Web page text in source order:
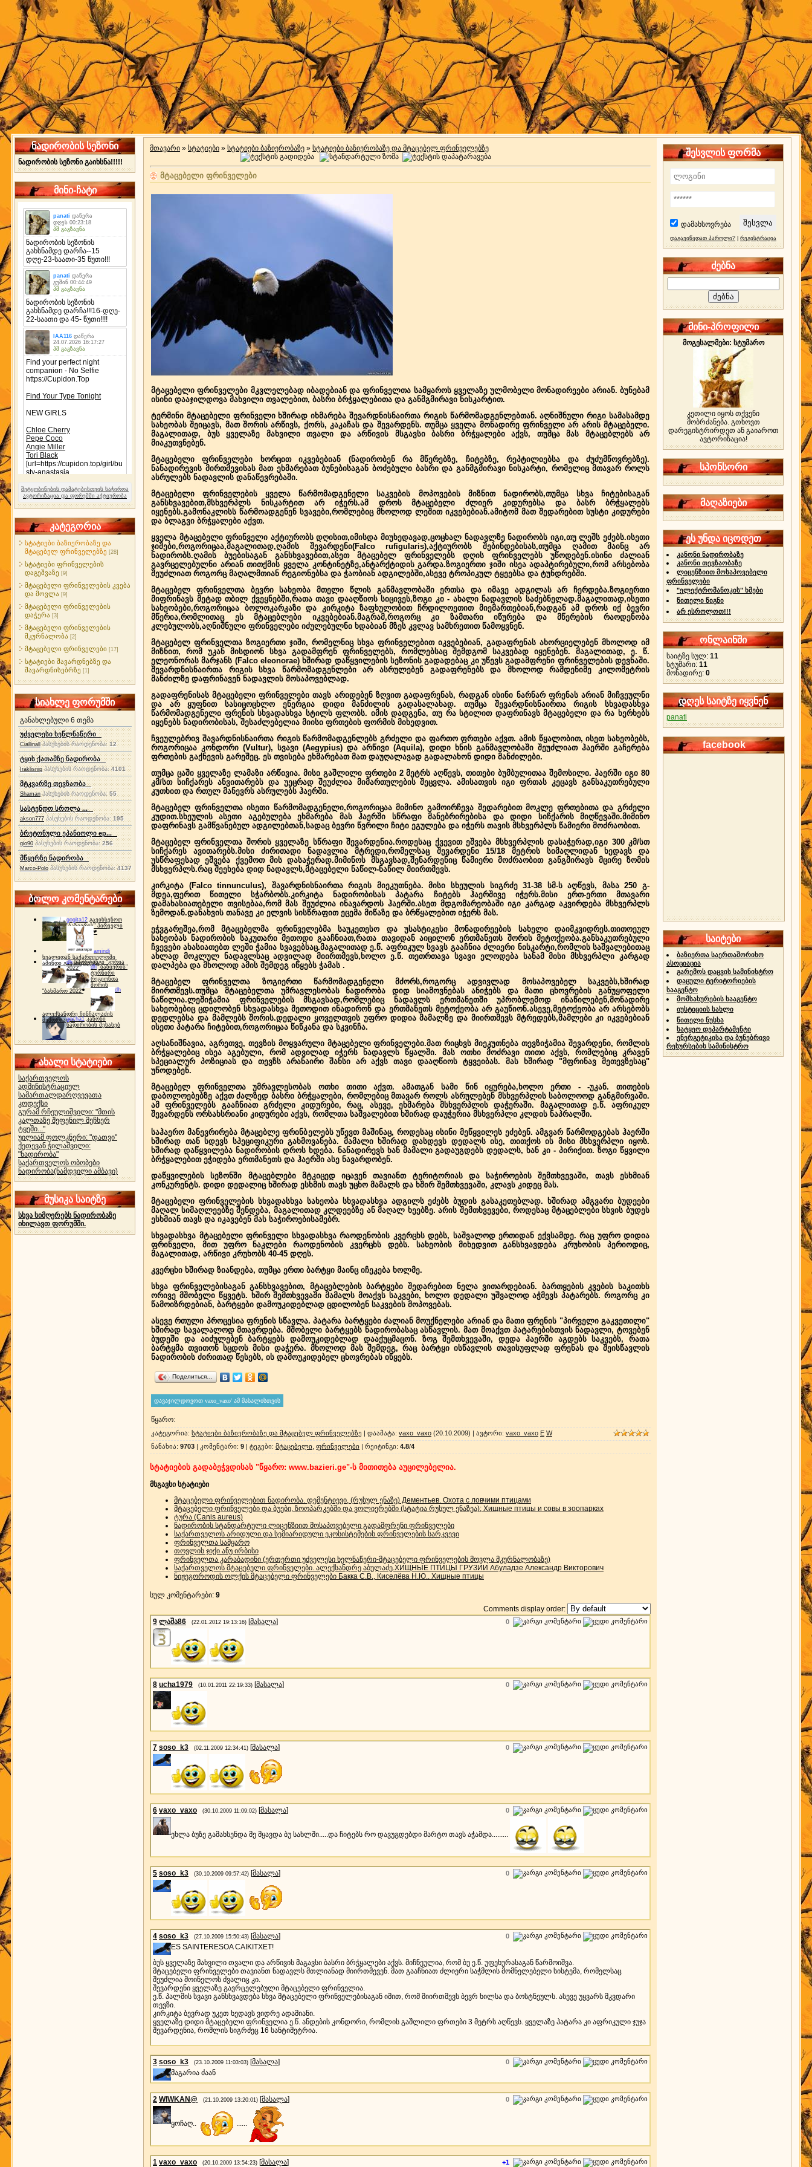
ნადირობის სეზონი
ნადირობის სეზონი გაიხსნა!!!!!
მინი-ჩატი
შეტყობინების დამატებისთვის საჭიროა
ავტორიზაცია და ფორუმში აქტიურობა
კატეგორია
სტატიები ბაზიერობაზე და
მტაცებელ ფრინველებზე [28]
სტატიები ფრინველების
დაგეშვაზე [9]
მტაცებელი ფრინველების კვება
და მოვლა [9]
მტაცებელი ფრინველების
დაჭერა [3]
მტაცებელი ფრინველების
მკურნალობა [2]
მტაცებელი ფრინველები [17]
სტატიები შავარდნებზე და
შავარდნისებრზე [1]
სიახლე ფორუმში
განახლებული 6 თემა
უძველესი ხეწლნაწერი
Ciallinall პასუხების რაოდენობა:12
ტყის ქათამზე ნადირობა
Iraklisnip პასუხების რაოდენობა: 4101
მტკვარზე თევზაობა
Shaman პასუხების რაოდენობა:55
სასტენდო სროლა ...
akson777 პასუხების რაოდენობა:195
ბრეტონული ეპანიოლი ep...
gio90 პასუხების რაოდენობა:256
მწყერზე ნადირობა
Marco-Polo პასუხების რაოდენობა:4137
ბოლო კომენტარები
gogita12 გავიხსენოთ
"ბაზიერის" პირველი
ტურნირი ❤
amindi
ხვალიდან საქართველოში
ამინდი გაუარესდება
dh სპორტინგი "გურია
2022"
dh "ბაზიერის"
ტურნირი
რეგიონთა
შორის
"ბახმარო 2022"
dh
ალექსანდრე ჩინჩალაძის
მემორიალიgocha1 კანონი
ნადირობის შესახებ
ახალი სტატიები
საქართველოს
ადმინისტრაციულ
სამართალდარღვევათა
კოდექსი
გურამ რჩეულიშვილი: "მთის
კალთაზე შეფენილ მეჩხერ
ტყეში..."
უილიამ ფოლკნერი: "დათვი"
ქეთევან ჭილაშვილი:
"ნადირობა"
საქართველოს ობობები
ნადირობა(ნამდვილი ამბავი)
მუსიკა საიტზე
სხვა სიმღერებს ნადირობაზე
იხილავთ ფორუმში.
მთავარი » სტატიები » სტატიები ბაზიერობაზე » სტატიები ბაზიერობაზე და მტაცებელ ფრინველებზე
მტაცებელი ფრინველები
მტაცებელი ფრინველები მკვლელებად იბადებიან და ფრინველთა სამყაროს ყველაზე ულმობელი მონადირეები არიან. ბუნებამ
ისინი დააჯილდოვა მახვილი თვალებით, ბასრი ბრჭყალებითა და განმგმირავი ნისკარტით.
ტერმინი მტაცებელი ფრინველი ხშირად იხმარება შევარდნისნაირთა რიგის წარმომადგენლებთან. აღნიშნული რიგი სამასამდე
სახეობას შეიცავს, მათ შორის არწივს, ქორს, კაკაჩას და შევარდენს. თუმცა ყველა მონადირე ფრინველი არ არის მტაცებელი.
მაგალითად, ბუს ყველაზე მახვილი თვალი და არწივის მსგავსი ბასრი ბრჭყალები აქვს, თუმცა მას მტაცებლებს არ
მიაკუთვნებენ.
მტაცებელი ფრინველები ხორცით იკვებებიან (ნადირობენ რა მწერებზე, ჩიტებზე, რეპტილიებსა და ძუძუმწოვრებზე).
ნანადირევის მირთმევისას მათ ეხმარებათ ბუნებისაგან ბოძებული ბასრი და განმგმირავი ნისკარტი, რომელიც მთავარ როლს
ასრულებს ნადავლის დანაწევრებაში.
მტაცებელი ფრინველების ყველა წარმომადგენელი საკვების მოპოვების მიზნით ნადირობს,თუმცა სხვა ჩიტებისაგან
განსხვავებით,მსხვერპლს ნისკარტით არ იჭერს.ამ დროს მტაცებელი ძლიერ კიდურებსა და ბასრ ბრჭყალებს
იყენებს.გამონაკლისს წარმოადგენენ სვავები,რომლებიც მხოლოდ ლეშით იკვებებიან.ამიტომ მათ შედარებით სუსტი კიდურები
და ბლაგვი ბრჭყალები აქვთ.
ყველა მტაცებელი ფრინველი აქტიურობს დღისით,იმისდა მიუხედავად,ცოცხალ ნადავლზე ნადირობს იგი,თუ ლეშს ეძებს.ისეთი
ჯიშები,როგორიცაა,მაგალითად,ღამის შევარდენი(Falco rufigularis),აქტიურობს შებინდებისას,თუმცა ღამით მაინც არ
ნადირობს.ღამის ბუებისაგან განსხვავებით,ასეთ მტაცებელ ფრინველებს დღის ფრინველებს უწოდებენ.ისინი ძალიან
გავრცელებულნი არიან თითქმის ყველა კონტინეტზე,ანტარქტიდის გარდა.ზოგიერთი ჯიში ისეა ადაპტირებული,რომ არსებობა
შეუძლიათ როგორც მაღალმთიან რეგიონებსა და ჭაობიან ადგილებში,ასევე ტროპიკულ ტყეებსა და ტუნდრებში.
მტაცებელ ფრინველთა ბევრი სახეობა მთელი წლის განმავლობაში ერთსა და იმავე ადგილას არ ჩერდება.ზოგიერთი
მიფრინავს მეტად თბილ ქვეყნებში,რათა თავი დააღწიოს სიცივეს,ზოგი კი - ახალი ნადავლის საძებნელად.მაგალითად,ისეთი
სახეობები,როგორიცაა ბოლოკარკაზი და კირკიტა ზაფხულობით ჩრდილოეთით მიემართებიან,რადგან ამ დროს იქ ბევრი
მწერია,რომლითაც ეს მტაცებლები იკვებებიან.მაგრამ,როგორც კი ზამთარი იწურება და მწერების რაოდენობა
კლებულობს,აღნიშნული ფრინველები იძულებულნი ხდაბიან მზეს კვლავ სამხრეთით წამოყვნენ.
მტაცებელ ფრინველთა ზოგიერთი ჯიში, რომელნიც სხვა ფრინველებით იკვებებიან, გადაფრენას ახორციელებენ მხოლოდ იმ
მიზნით, რომ უკან მისდიონ სხვა გადამფრენ ფრინველებს, რომლებსაც შემდგომ საკვებად იყენებენ. მაგალითად, ე. წ.
ელეონორას მარჯანს (Falco eleonorae) ხშირად დაწყვილების სეზონის გადადებაც კი უწევს გადამფრენი ფრინველების დევნაში.
შევარდნისნაირთა რიგის სხვა წარმომადგენლები არ ასრულებენ გადაფრენებს და მხოლოდ რამდენიმე კილომეტრის
მანძილზე დაფრინავენ ნადავლის მოსაპოვებლად.
გადაფრენისას მტაცებელი ფრინველები თავს არიდებენ ზღვით გადაფრენას, რადგან ისინი ნარნარ ფრენას არიან მიჩვეულნი
და არ ყუფნით სასიცოცხლო ენერგია დიდი მანძილის გადასალახად. თუმცა შევარდნისნაირთა რიგის სხვადასხვა
წარმომადგენელი ფრენის სხვადასხვა სტილს ფლობს. იმის დადგენა, თუ რა სტილით დაფრინავს მტაცებელი და რა ხერხებს
იყენებს ნადირობისას, შესაძლებელია მიისი ფრთების ფორმის მიხედვით.
ჩვეულებრივ შავარდნისნაირთა რიგის წარმომადგენლებს გრძელი და ფართო ფრთები აქვთ. ამის წყალობით, ისეთ სახეობებს,
როგორიცაა კონდორი (Vultur), სვავი (Aegypius) და არწივი (Aquila), დიდი ხნის განმავლობაში შეუძლიათ ჰაერში გაჩერება
ფრთების გაქნევის გარეშეც. ეს თვისება ეხმარებათ მათ დაუღალავად გადალახონ დიდი მანძილები.
თუმცა ცაში ყველაზე ლამაზი არწივია. მისი გაშლილი ფრთები 2 მეტრს აღწევს, თითები ბუმბულითაა შემოსილი. ჰაერში იგი 80
კმ/სთ სიჩქარეს ანვითარებს და უეცრად შეუძლია მიმართულების შეცვლა. ამისათვის იგი ფრთას კეცავს განსაკუთრებული
კუთხით და რთულ მანევრს ასრულებს ჰაერში.
მტაცებელ ფრინველთა ისეთი წარმომადგენელი,როგორიცაა მიმინო გამოირჩევა შედარებით მოკლე ფრთებითა და გრძელი
კუდით.სხეულის ასეთი აგებულება ეხმარება მას ჰაერში სწრაფი მანებრირებისა და დიდი სიჩქარის მიღწევაში.მიმინო
დაფრინავს გამწვანებულ ადგილებთან,სადაც ბევრი წვრილი ჩიტი ეგულება და იჭერს თავის მსხვერპლს წამიერი მოძრაობით.
მტაცებელ ფრინველთა შორის ყველაზე სწრაფი შევარდენია.როდესაც ქვევით ეშვება მსხვერპლის დასაჭერად,იგი 300 კმ/სთ
სიჩქარეს ავითარებს.მისი ძირითადი ნადავლია მტრედი,რომელსაც შევარდენი 15/18 მეტრის სიმაღლიდან ხედავს და
უსწრაფესად ეშვება ქვემოთ მის დასაჭერად.მიმინოს მსგავსად,შენარდენიც წამიერი მოძრაობით განგმირავს მცირე ზომის
მსხვერპლს.რაც შეეხება დიდ ნადავლს,მტაცებელი ნაწილ-ნაწილ მიირთმევს.
კირკიტა (Falco tinnunculus), შავარდნისნაირთა რიგის მიეკუთნება. მისი სხეულის სიგრძე 31-38 სმ-ს აღწევს, მასა 250 გ-
მდეა,ფერით წითელი სჭარბობს.კირკიტა ნადირობისას პატარა ჩიტებს ჰაერშივე იჭერს.მისი ერთ-ერთი მთავარი
დამახასიათებელი თვისებაა,რომ მას შეუძლია ინავარდოს ჰაერში.ასეთ მდგომარეობაში იგი კარგად აკვირდება მსხვერპლს
ზემოდან.დანახვის თანავე კი ელვის სისწრაფით ეცემა მიწაზე და ბრწყალებით იჭერს მას.
ეჭვგარეშეა,რომ მტაცებელმა ფრინველებმა საუკეთესო და უსასტიკესი მონადირეების სახელი დაიმკვიდრეს.თითოეულ
სახეობას ნადირობის საკუთარი მეთოდი გააჩნიათ,რათა თავიდან აიცილონ ერთმანეთს შორის მეტოქეობა.განსაკუთრებული
ჩვევები ახასიათებთ ლეში ჭამია სვავებსაც.მაგალითად ე.წ. აფრიკულ სვავს გააჩნია ძლიერი ნისკარტი,რომლის საშვალებითაც
ახლად მოკლულ ნადავლსაც ადვილად მიირთმევს,ხოლო ე.წ. თეთრთავა სვავი ელოდება სანამ მისი მსხვერპლი კარგად
დალპება და მხოლოდ ამის შემდეგ იწყებს ჭამას .
მტაცებელ ფრინველთა ზოგიერთი წარმომადგენელი მძორს,როგორც ადვივლად მოსაპოვებელ საკვებს,ხშირად
მიირთმევს.თუმცა მტაცებელთა უმრავლესობას ნადირობა დიდ სიამოვნებას ანიჭებს და მათი ცხოვრების განუყოფელი
ნაწილია.ლეშიჭამია ფრინველების მსგავსად,რომლებიც ნადავლს ერთმანეთში უპრობლემოდ ინაწილებენ,მონადირე
სახეობებიც ცდილობენ სხვადასხვა მეთოდით ინადირონ და ერთმანეთს მეტოქეობა არ გაუწიონ.ასევე,მეტოქეობა არ არსებობს
დედლებსა და მამლებს შორის.დედალი ყოველთვის უფრო დიდია მამალზე და მიირთმევს მტრედებს,მამლები კი იკვებებიან
ისეთი პატარა ჩიტებით,როგორიცაა წიწკანა და სკვინჩა.
აღსანიშნავია, აგრეთვე, თევზის მოყვარული მტაცებელი ფრინველები.მათ რიცხვს მიეკუთნება თევზიჭამია შევარდენი, რომლის
ბრჭყალებიც ისეა აგებული, რომ ადვილად იჭერს ნადავლს წყალში. მას ოთხი მოძრავი თითი აქვს, რომლებიც კრავენ
სპეციალურ პოზიციას და თევზს არანაირი შანსი არ აქვს თავი დააღწიოს ტყვეიბას. მას ხშირად "მფრინავ მეთევზესაც"
უწოდებენ.
მტაცებელ ფრინველთა უმრავლესობას ოთხი თითი აქვთ. ამათგან სამი წინ იყურება,ხოლო ერთი - -უკან. თითების
დაბოლოებებზე აქვთ ძალზედ ბასრი ბრჭყალები, რომლებიც მთავარ როლს ასრულებენ მსხვერპლის საბოლოოდ განგმირვაში.
ამ ფრინველებს გააჩნიათ გრძელი კიდურები, რაც, ასევე, ეხმარება მსხვერპლის დაჭერაში. მაგალითად ე.წ. აფრიკულ
შევარდენს ორსახსრიანი კიდურები აქვს, რომლთა საშვალებით ხშირად დაუჭერია მსხვერპლი კლდის ნაპრალში.
საჰაერო მანევრირება მტაცებლე ფრინბელებს უწევთ მაშინაც, როდესაც ისინი მეწყვილეს ეძებენ. ამგვარ წარმოდგებას ჰაერში
ხშირად თან სდევს სპეციფიკური გახმოვანება. მამალი ხშირად დასდევს დედალს ისე, თითქოს ის მისი მსხვერპლი იყოს.
ხშირად დაწყვილება ნადირობის დროს ხდება. ნანადირევს ხან მამალი გადაუგდებს დედალს, ხან კი - პირიქით. ზოგი წყვილი
ბრჭყალებით ეჭიდება ერთმანეთს და ჰაერში ასე ნავარდობენ.
დაწყვილების სეზონში მტაცებლები მტკიცედ იცავენ თავიანთ ტერიტორიას და საჭიროების შემთხვევაში, თავს ესხმიან
კონკურენტს. დიდი დედალიც ხშირად ესხმის თავს უცხო მამალს და ხშირ შემთხვევაში, კლავს კიდეც მას.
მტაცებელი ფრინველების სხვადასხვა სახეობა სხვადასხვა ადგილს ეძებს ბუდის გასაკეთებლად. ხშირად ამგვარი ბუდეები
მაღალ სიმაღლეებზე შენდება, მაგალითად კლდეებზე ან მაღალ ხეებზე. არის შემთხვევები, როდესაც მტაცებლები სხვის ბუდეს
ესხმიან თავს და იკავებენ მას საჭიროებისამებრ.
სხვადასხვა მტაცებელი ფრინველი სხვადასხვა რაოდენობის კვერცხს დებს, საშვალოდ ერთიდან ექვსამდე. რაც უფრო დიდია
ფრინველი, მით უფრო ნაკლები რაოდენობის კვერცხს დებს. სახეობის მიხედვით განსხვავდება კრუხობის პერიოდიც,
მაგალითად, არწივი კრუხობს 40-45 დღეს.
კვერცხი ხშირად ზიანდება, თუმცა ერთი ბარტყი მაინც იჩეკება ხოლმე.
სხვა ფრინველებისაგან განსხვავებით, მტაცებლების ბარტყები შედარებით ნელა ვითარდებიან. ბართყების კვების საკითხს
ორივე მშობელი წყვეტს. ხშირ შემთხვევაში მამალს მოაქვს საკვები, ხოლო დედალი უშვალოდ აჭმევს პატარებს. როგორც კი
წამოიზრდებიან, ბარტყები დამოუკიდებლად ცდილობენ საკვების მოპოვებას.
ასევე რთული პროცესია ფრენის სწავლა. პატარა ბარტყები ძალიან მოუქნელები არიან და მათი ფრენის "პირველი გაკვეთილი"
ხშირად სავალალოდ მთავრდება. მშობელი ბარტყებს ნადირობასაც ასწავლის. მათ მოაქვთ პატარებისთვის ნადავლი, ტოვებენ
ბუდეში და აიძულებენ ბარტყებს დამოუკიდებლად დააქუცმაცონ. ზოგ შემთხვევაში, დედა ჰაერში აგდებს საკვებს, რათა
ბარტყმა თვითონ სცდოს მისი დაჭერა. მხოლოდ მას შემდეგ, რაც ბარტყი ისწავლის თავისუფლად ფრენას და შეისწავლის
ნადირობის ძირითად წესებს, ის დამოუკიდებელ ცხოვრებას იწყებს.
Поделиться…
წყარო:
კატეგორია: სტატიები ბაზიერობაზე და მტაცებელ ფრინველებზე | დაამატა: vaxo_vaxo (20.10.2009) | ავტორი: vaxo_vaxo E W
ნანახია: 9703 | კომენტარი: 9 | ტეგები: მტაცებელი ფრინველები | რეიტინგი: 4.8/4
სტატიების გადაბეჭვდისას "წყარო: www.bazieri.ge"-ს მითითება აუცილებელია.
მსგავსი სტატიები
მტაცებელი ფრინველებით ნადირობა. დემენტიევი, (რუსულ ენაზე) Дементьев. Охота с ловчими птицами
მტაცებელი ფრინველები და ბუები, ზოოპარკებში და ვოლიერებში (სტატია რუსულ ენაზეა); Хищные птицы и совы в зоопарках
ტურა (Canis aureus)
ნადირობის სტანდარტული ლიცენზიით მოსაპოვებელი გადამფრენი ფრინველები
საქართველოს არიდული და სემიარიდული ეკოსისტემების ფრინველების სარკვევი
ფრინველთა სამყარო
თოვლის ჯიქი ანუ ირბისი
ფრინველთა კარაბადინი (ერთერთი უძველესი ხელნაწერი-მტაცებელი ფრინველების მოვლა მკურნალობაზე)
საქართველოს მტაცებელი ფრინველები. ალექსანდრე აბულაძე.ХИЩНЫЕ ПТИЦЫ ГРУЗИИ Абуладзе Александр Викторович
ნიჟეგოროდის ოლქის მტაცებელი ფრინველები Бакка С.В., Киселёва Н.Ю.. Хищные птицы
სულ კომენტარები: 9
Comments display order:
0
9 ლაშა86 (22.01.2012 19:13:16) [მასალა]
0
8 ucha1979 (10.01.2011 22:19:33) [მასალა]
0
7 soso_k3 (02.11.2009 12:34:41) [მასალა]
0
6 vaxo_vaxo (30.10.2009 11:09:02) [მასალა]
ეხლა ბუზე გამახსენდა მე მყავდა ბუ სახლში.....და ჩიტებს რო დავუგდებდი მარტო თავს აჭამდა.........
0
5 soso_k3 (30.10.2009 09:57:42) [მასალა]
0
4 soso_k3 (27.10.2009 15:50:43) [მასალა]
ES SAINTERESOA CAIKITXET!
ბუს ყველაზე მახვილი თვალი და არწივის მაგავსი ბასრი ბრჭყალები აქვს. მიჩნეულია, რომ ბუ ე.წ. უფეხურასაგან წარმოიშვა.
მტაცებელი ფრინველები თავიანთ ნადავლს მთლიანად მიირთმევენ. მათ გააჩნიათ ძლიერი საჭმლის მომნელებელი სისტემა, რომელსაც
შეუძლია მოინელოს ძვალიც კი.
შევარდენი ყველაზე გავრცელებული მტაცებელი ფრინველია.
ე.წ. პალმის სვავი განსხვავდება სხვა მტაცებელი ფრინველებისაგან იმით, რომ მიირთმევს ბევრ ხილსა და ბოსტნეულს. ასევე უყვარს მკვდარი
თევზი.
კირკიტა ბევრად უკეთ ხედავს ვიდრე ადამიანი.
ყველაზე დიდი მტაცებელი ფრინველია ე.წ. ანდების კონდორი, რომლის გაშლილი ფრთები 3 მეტრს აღწევს. ყველაზე პატარა კი აფრიკული ჯუჯა
შევარდენია, რომლის სიგრძეც 16 სანტიმეტრია.
0
3 soso_k3 (23.10.2009 11:03:03) [მასალა]
მაგარია ძაან
0
2 WIWKAN@ (21.10.2009 13:20:01) [მასალა]
ყოჩაღ.. ......
+1
1 vaxo_vaxo (20.10.2009 13:54:23) [მასალა]
შესვლის ფორმა
დამახსოვრება
დაგავიწყდათ პაროლი? რეგისტრაცია
ძებნა
მინი-პროფილი
მოგესალმები: სტუმარო
კეთილი იყოს თქვენი
მობრძანება. გთხოვთ
დარეგისტრირდეთ ან გაიაროთ
ავტორიზაცია!
სპონსორი
მაღაზიები
ეს უნდა იცოდეთ
კანონი ნადირობაზე
კანონი თევზაობაზე
ლიცენზიით მოსაპოვებელი
ფრინველები
"ელექტრომანოკის" ხმები
წითელი წიგნი
არ ესროლოთ!!!
ონლაინში
საიტზე სულ: 11
სტუმარი: 11
მონადირე: 0
დღეს საიტზე იყვნენ
panati
facebook
საიტები
ბაზიერთა საერთაშორისო
ასოციაცია
გარემოს დაცვის სამინისტრო
დაცული ტერიტორიების
სააგენტო
მომსახურების სააგენტო
იუსტიციის სახლი
წითელი ნუსხა
სატყეო დეპარტამენტი
ენერგეტიკისა და ბუნებრივი
რესურსების სამინისტრო